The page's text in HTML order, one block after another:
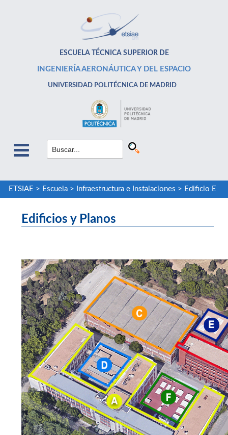
ESCUELA TÉCNICA SUPERIOR DE
INGENIERÍA AERONÁUTICA Y DEL ESPACIO
UNIVERSIDAD POLITÉCNICA DE MADRID
ETSIAE > Escuela> Infraestructura e Instalaciones > Edificio E
Edificios y Planos